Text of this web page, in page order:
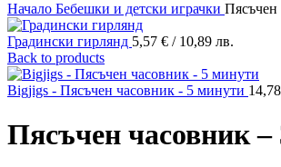
Начало Бебешки и детски играчки Пясъчен
Градински гирлянд 5,57 € / 10,89 лв.
Back to products
Bigjigs - Пясъчен часовник - 5 минути 14,78
Пясъчен часовник